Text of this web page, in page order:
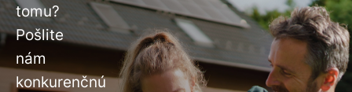
tomu?
Pošlite
nám
konkurenčnú